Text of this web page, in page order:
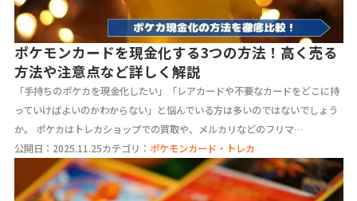
ポケモンカードを現金化する3つの方法！高く売る
方法や注意点など詳しく解説
「手持ちのポケカを現金化したい」「レアカードや不要なカードをどこに持
っていけばよいのかわからない」と悩んでいる方は多いのではないでしょう
か。 ポケカはトレカショップでの買取や、メルカリなどのフリマ…
公開日：2025.11.25カテゴリ： ポケモンカード・トレカ